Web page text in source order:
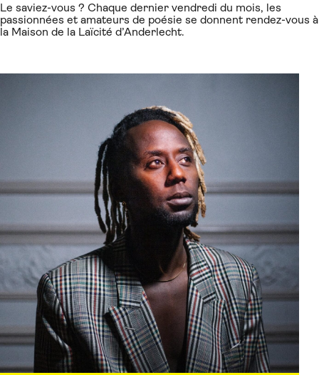
Le saviez-vous ? Chaque dernier vendredi du mois, les
passionnées et amateurs de poésie se donnent rendez-vous à
la Maison de la Laïcité d’Anderlecht.